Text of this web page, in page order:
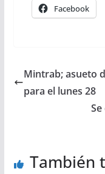
Facebook
Mintrab; asueto
para el lunes 28
También